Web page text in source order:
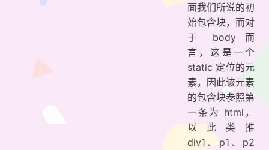
面我们所说的初
始包含块，而对
于 body 而
言，这是一个
static 定位的元
素，因此该元素
的包含块参照第
一条为 html，
以此类推
div1、p1、p2